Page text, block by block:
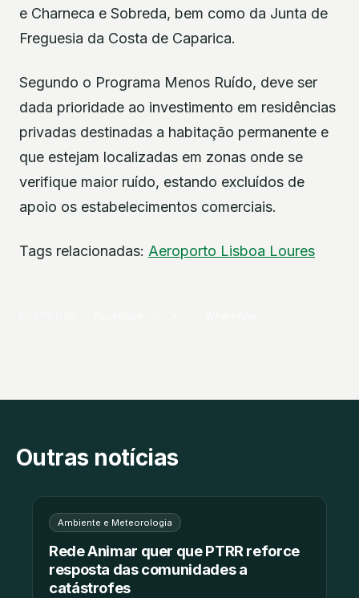
e Charneca e Sobreda, bem como da Junta de
Freguesia da Costa de Caparica.
Segundo o Programa Menos Ruído, deve ser
dada prioridade ao investimento em residências
privadas destinadas a habitação permanente e
que estejam localizadas em zonas onde se
verifique maior ruído, estando excluídos de
apoio os estabelecimentos comerciais.
Tags relacionadas: Aeroporto Lisboa Loures
Outras notícias
Ambiente e Meteorologia
Rede Animar quer que PTRR reforce
resposta das comunidades a
catástrofes